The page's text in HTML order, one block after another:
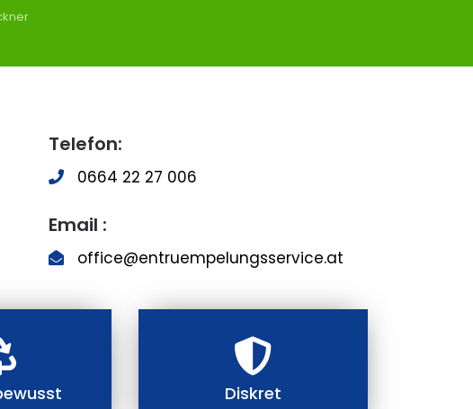
Telefon:
0664 22 27 006
Email :
office@entruempelungsservice.at
Diskret